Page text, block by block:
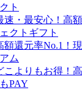
ト
速・最安心！高
クトギフト
額還元率No.1！
ム
こよりもお得！
PAY